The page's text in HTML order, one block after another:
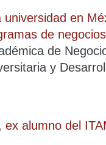
universidad en
de negocios
de
y
ex alumno del